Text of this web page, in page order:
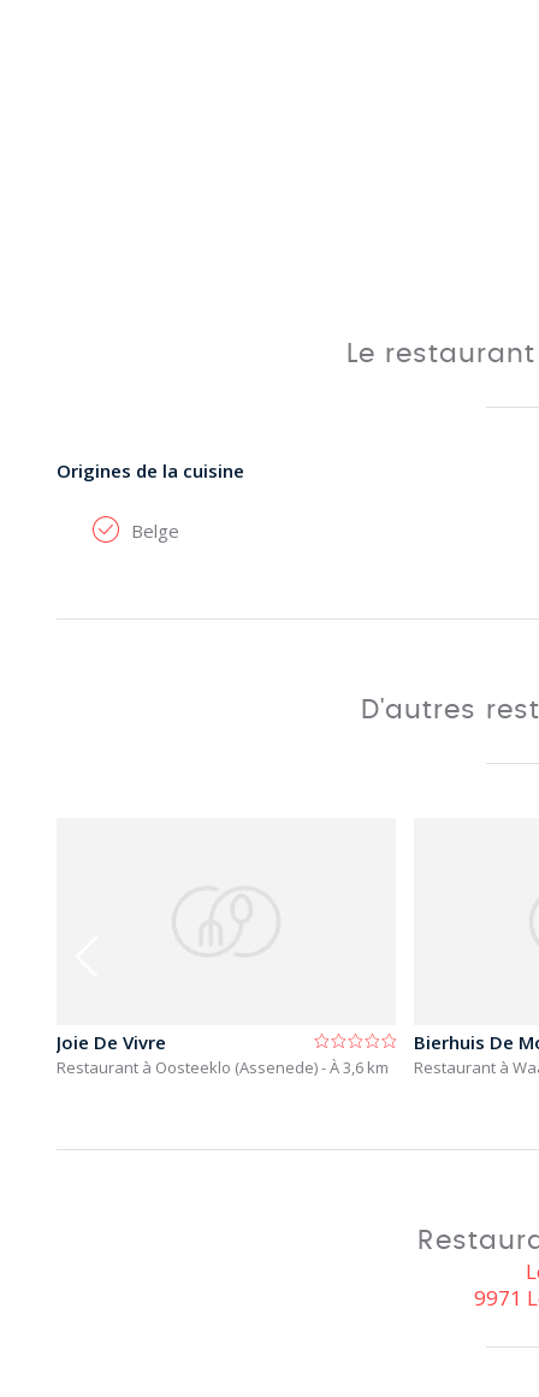
Le
Origines de la cuisine
Belge
D'autres
Joie De Vivre
Restaurant à Oosteeklo (Assenede)- À 3,6 km
Bierhuis De
Restaurant à
9971